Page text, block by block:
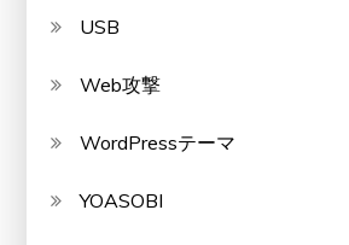
USB
Web攻撃
WordPressテーマ
YOASOBI